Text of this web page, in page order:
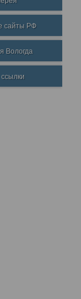
сайты РФ
Вологда